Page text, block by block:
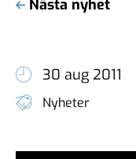
Nästa nyhet
30 aug 2011
Nyheter